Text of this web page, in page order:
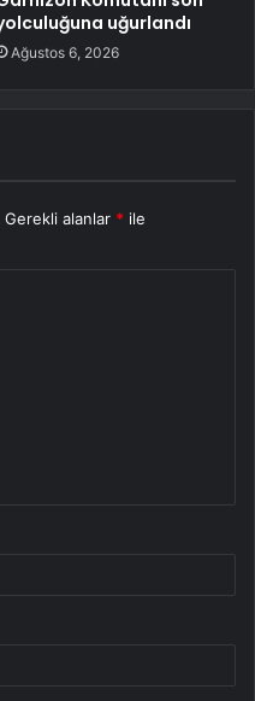
uğurlandı
Ağustos 6, 2026
Gerekli alanlar * ile